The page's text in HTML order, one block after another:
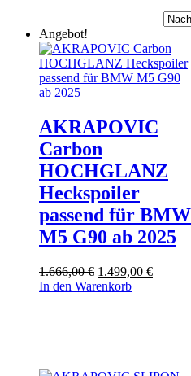
Angebot!
AKRAPOVIC
Carbon
HOCHGLANZ
Heckspoiler
passend für BMW
M5 G90 ab 2025
1.666,00€ Ursprünglicher
Preis
1.499,00 €
In den Warenkorb